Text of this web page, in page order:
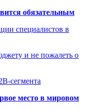
обязательным
специалистов в
и не пожалеть о
сегмента
место в мировом